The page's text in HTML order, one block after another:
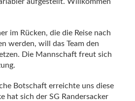
im Rücken, die die Reise nach
werden, will das Team den
Die Mannschaft freut sich
Botschaft erreichte uns diese
hat sich der SG Randersacker